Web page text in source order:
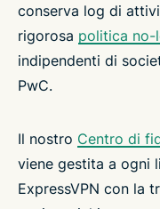
conserva log di
rigorosa politica no-
indipendenti di
PwC.
Il nostro Centro di
viene gestita a ogni
ExpressVPN con la